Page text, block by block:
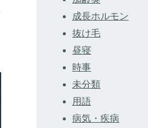
成長ホルモン
抜け毛
昼寝
時事
未分類
用語
病気・疾病